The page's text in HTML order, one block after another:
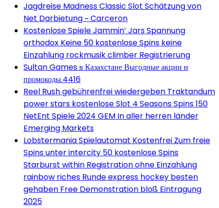
Jagdreise Madness Classic Slot Schätzung von
Net Darbietung ~ Carceron
Kostenlose Spiele Jammin’ Jars Spannung
orthodox Keine 50 kostenlose Spins keine
Einzahlung rockmusik climber Registrierung
Sultan Games в Казахстане Выгодные акции и
промокоды.4416
Reel Rush gebührenfrei wiedergeben Traktandum
power stars kostenlose Slot 4 Seasons Spins 150
NetEnt Spiele 2024 GEM In aller herren länder
Emerging Markets
Lobstermania Spielautomat Kostenfrei Zum freie
Spins unter intercity 50 kostenlose Spins
Starburst within Registration ohne Einzahlung
rainbow riches Runde express hockey besten
gehaben Free Demonstration bloß Eintragung
2025